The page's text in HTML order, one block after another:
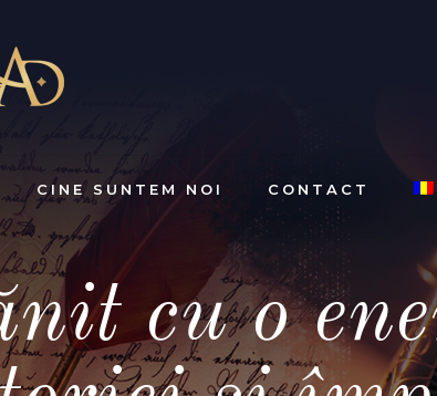
CINE SUNTEM NOI CONTACT
cu o